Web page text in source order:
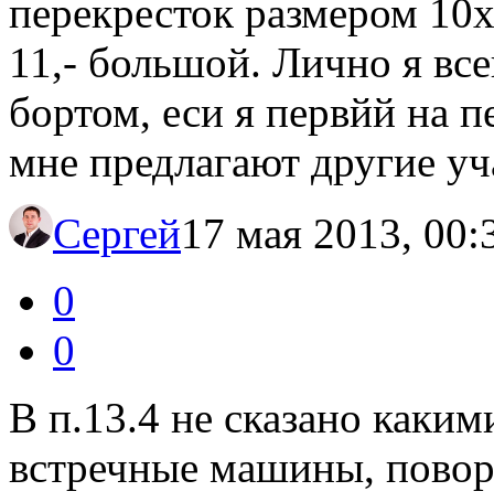
перекресток размером
11,- большой. Лично я
бортом, еси я первйй на
мне предлагают другие
Сергей17 мая 2013,
0
0
В п.13.4 не сказано
встречные машины,